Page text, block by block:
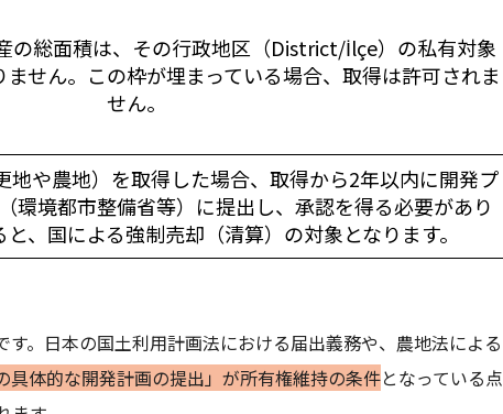
の総面積は、その行政地区（District/İlçe）の私有対象
せん。この枠が埋まっている場合、取得は許可されま
せん。
地や農地）を取得した場合、取得から2年以内に開発プ
環境都市整備省等）に提出し、承認を得る必要があり
、国による強制売却（清算）の対象となります。
す。日本の国土利用計画法における届出義務や、農地法による
具体的な開発計画の提出」が所有権維持の条件となっている点